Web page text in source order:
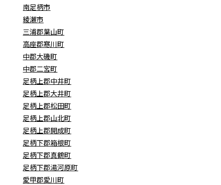
南足柄市
綾瀬市
三浦郡葉山町
高座郡寒川町
中郡大磯町
中郡二宮町
足柄上郡中井町
足柄上郡大井町
足柄上郡松田町
足柄上郡山北町
足柄上郡開成町
足柄下郡箱根町
足柄下郡真鶴町
足柄下郡湯河原町
愛甲郡愛川町